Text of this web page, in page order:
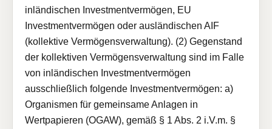
inländischen Investmentvermögen, EU
Investmentvermögen oder ausländischen AIF
(kollektive Vermögensverwaltung). (2) Gegenstand
der kollektiven Vermögensverwaltung sind im Falle
von inländischen Investmentvermögen
ausschließlich folgende Investmentvermögen: a)
Organismen für gemeinsame Anlagen in
Wertpapieren (OGAW), gemäß § 1 Abs. 2 i.V.m. §